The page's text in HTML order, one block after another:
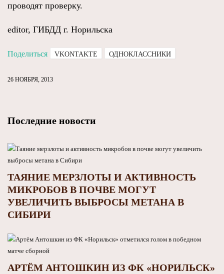
проводят проверку.
editor, ГИБДД г. Норильска
Поделиться VKONTAKTE ОДНОКЛАССНИКИ
26 НОЯБРЯ, 2013
Последние новости
ТАЯНИЕ МЕРЗЛОТЫ И АКТИВНОСТЬ
МИКРОБОВ В ПОЧВЕ МОГУТ
УВЕЛИЧИТЬ ВЫБРОСЫ МЕТАНА В
СИБИРИ
АРТЁМ АНТОШКИН ИЗ ФК «НОРИЛЬСК»